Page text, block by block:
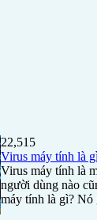
22,515
Virus máy tính là
Virus máy tính là
người dùng nào
máy tính là gì? Nó